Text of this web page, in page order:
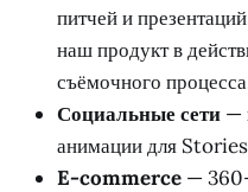
питчей и
наш продукт в
съёмочного
Социальные сети —
анимации для
E-commerce — 360-